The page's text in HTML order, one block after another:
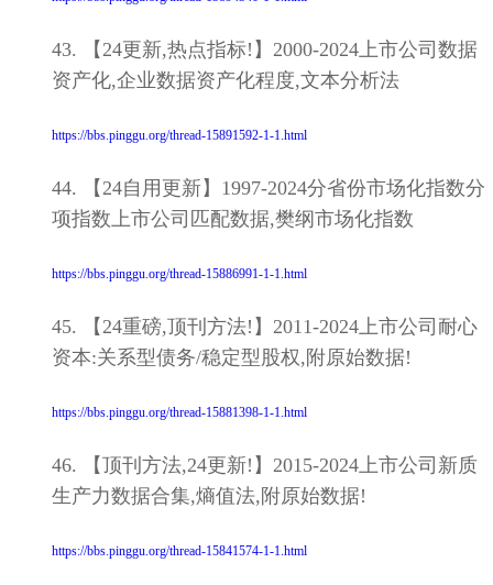
43. 【24更新,热点指标!】2000-2024上市公司数据
资产化,企业数据资产化程度,文本分析法
https://bbs.pinggu.org/thread-15891592-1-1.html
44. 【24自用更新】1997-2024分省份市场化指数分
项指数上市公司匹配数据,樊纲市场化指数
https://bbs.pinggu.org/thread-15886991-1-1.html
45. 【24重磅,顶刊方法!】2011-2024上市公司耐心
资本:关系型债务/稳定型股权,附原始数据!
https://bbs.pinggu.org/thread-15881398-1-1.html
46. 【顶刊方法,24更新!】2015-2024上市公司新质
生产力数据合集,熵值法,附原始数据!
https://bbs.pinggu.org/thread-15841574-1-1.html